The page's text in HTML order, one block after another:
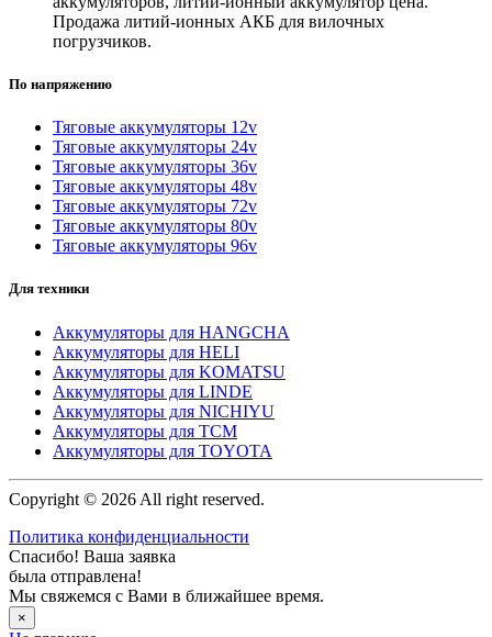
Продажа литий-ионных АКБ для вилочных
погрузчиков.
По напряжению
Тяговые аккумуляторы 12v
Тяговые аккумуляторы 24v
Тяговые аккумуляторы 36v
Тяговые аккумуляторы 48v
Тяговые аккумуляторы 72v
Тяговые аккумуляторы 80v
Тяговые аккумуляторы 96v
Для техники
Аккумуляторы для HANGCHA
Аккумуляторы для HELI
Аккумуляторы для KOMATSU
Аккумуляторы для LINDE
Аккумуляторы для NICHIYU
Аккумуляторы для TCM
Аккумуляторы для TOYOTA
Copyright © 2026 All right reserved.
Политика конфиденциальности
Спасибо! Ваша заявка
была отправлена!
Мы свяжемся с Вами в ближайшее время.
×